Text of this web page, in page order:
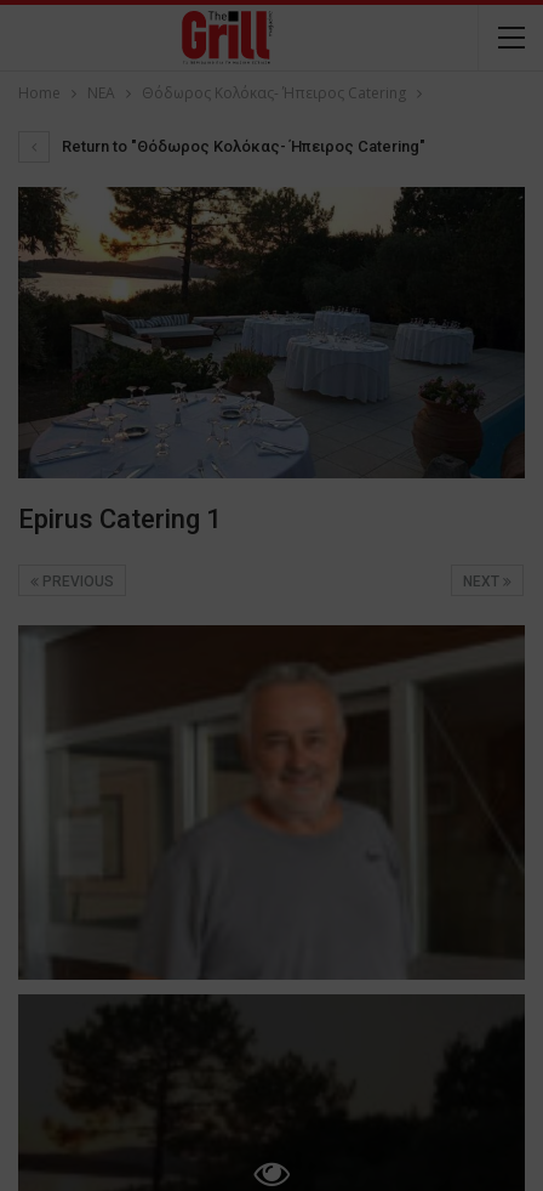
Home NEA Θόδωρος Κολόκας- Ήπειρος Catering
Return to "Θόδωρος Κολόκας- Ήπειρος Catering"
Epirus Catering 1
NEXT
PREVIOUS